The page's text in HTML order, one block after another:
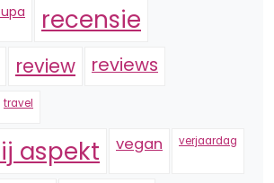
recensie
review reviews
travel
aspekt vegan verjaardag